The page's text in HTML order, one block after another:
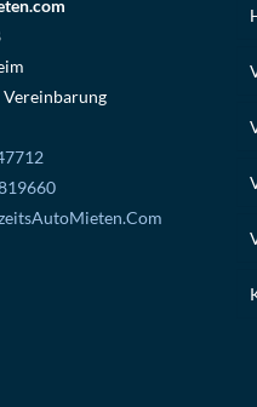
Vereinbarung